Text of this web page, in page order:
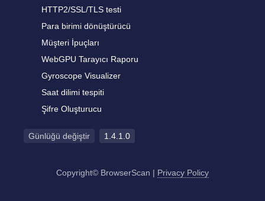
HTTP2/SSL/TLS testi
Para birimi dönüştürücü
Müşteri İpuçları
WebGPU Tarayıcı Raporu
Gyroscope Visualizer
Saat dilimi tespiti
Şifre Oluşturucu
Günlüğü değiştir 1.4.1.0
Copyright© BrowserScan | Privacy Policy